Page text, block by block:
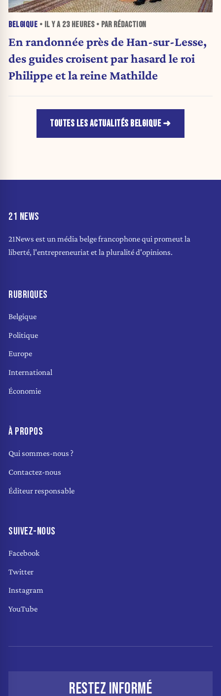
BELGIQUE • IL Y A 23 HEURES• PAR RÉDACTION
En randonnée près de Han-sur-Lesse,
des guides croisent par hasard le roi
Philippe et la reine Mathilde
TOUTES LES ACTUALITÉS BELGIQUE
21 NEWS
21News est un média belge francophone qui promeut la
liberté, l'entrepreneuriat et la pluralité d'opinions.
RUBRIQUES
Belgique
Politique
Europe
International
Économie
À PROPOS
Qui sommes-nous ?
Contactez-nous
Éditeur responsable
SUIVEZ-NOUS
Facebook
Twitter
Instagram
YouTube
RESTEZ INFORMÉ